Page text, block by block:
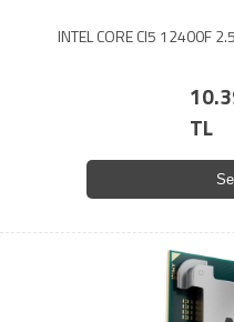
INTEL CORE CI5 12400F
TL